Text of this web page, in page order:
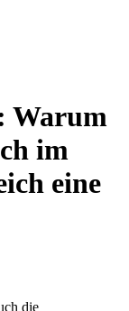
Warum
im
eine
die